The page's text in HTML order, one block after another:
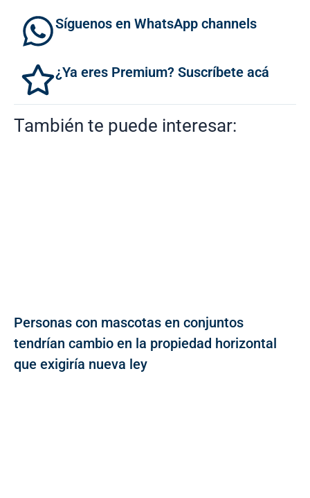
Síguenos en WhatsApp channels
¿Ya eres Premium? Suscríbete acá
También te puede interesar:
Personas con mascotas en conjuntos
tendrían cambio en la propiedad horizontal
que exigiría nueva ley